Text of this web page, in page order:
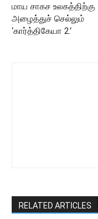
மாய சாகச உலகத்திற்கு
அழைத்துச் செல்லும்
‘கார்த்திகேயா 2.’
RELATED ARTICLES